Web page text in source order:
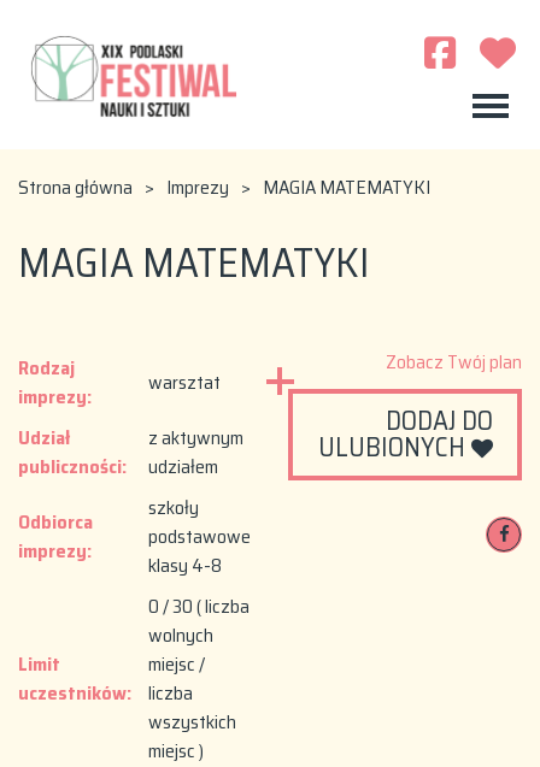
Strona główna > Imprezy > MAGIA MATEMATYKI
MAGIA MATEMATYKI
Rodzaj
imprezy:
warsztat
Udział
publiczności:
z aktywnym
udziałem
Odbiorca
imprezy:
szkoły
podstawowe
klasy 4-8
Limit
uczestników:
0 / 30 ( liczba
wolnych
miejsc /
liczba
wszystkich
miejsc )
Zobacz Twój plan
DODAJ DO
ULUBIONYCH